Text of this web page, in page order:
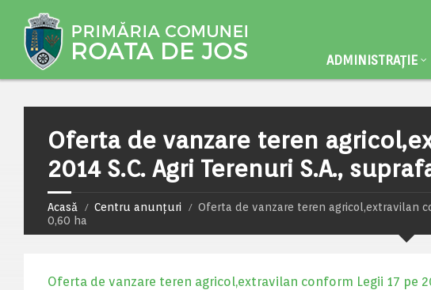
ADMINISTRAȚIE
Oferta de vanzare teren
2014 S.C. Agri Terenuri S.A.,
Acasă Centru anunțuri
Oferta de vanzare teren agricol,extravilan
0,60 ha
Oferta de vanzare teren agricol,extravilan conform Legii 17 pe